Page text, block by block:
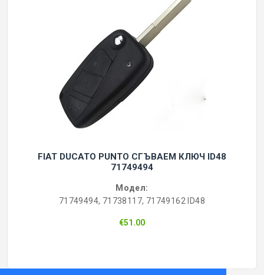
FIAT DUCATO PUNTO СГЪВАЕМ КЛЮЧ ID48
71749494
Модел:
71749494, 71738117, 71749162 ID48
€51.00